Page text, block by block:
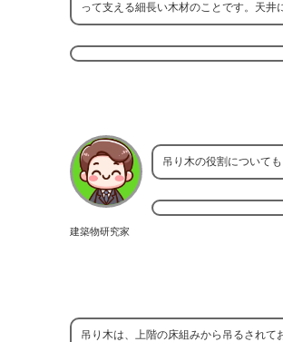
って支える細長い木材のことです。天井
建築物研究家
吊り木の役割について
吊り木は、上階の床組みから吊るされ